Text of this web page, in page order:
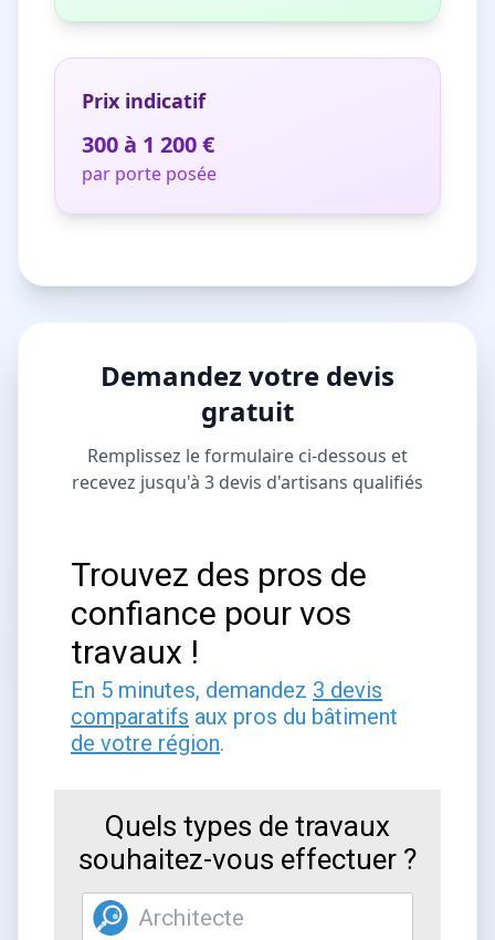
Prix indicatif
300 à 1 200 €
par porte posée
Demandez votre devis
gratuit
Remplissez le formulaire ci-dessous et
recevez jusqu'à 3 devis d'artisans qualifiés
Trouvez des pros de
confiance pour vos
travaux !
En 5 minutes, demandez 3 devis
comparatifs aux pros du bâtiment
de votre région.
Quels types de travaux
souhaitez-vous effectuer ?